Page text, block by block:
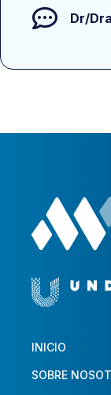
Dr/
INICIO
SOBRE